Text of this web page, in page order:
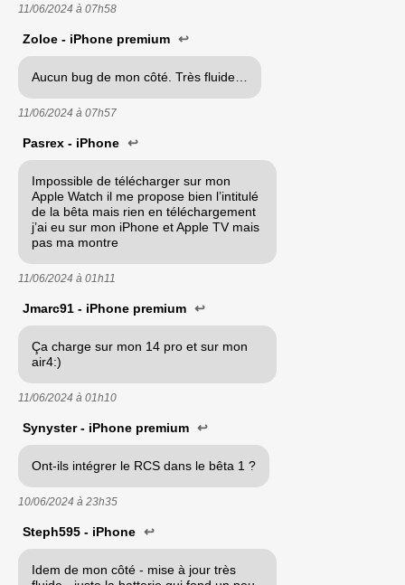
11/06/2024 à 07h58
Zoloe - iPhone premium ↩
Aucun bug de mon côté. Très fluide…
11/06/2024 à 07h57
Pasrex - iPhone ↩
Impossible de télécharger sur mon
Apple Watch il me propose bien l’intitulé
de la bêta mais rien en téléchargement
j’ai eu sur mon iPhone et Apple TV mais
pas ma montre
11/06/2024 à 01h11
Jmarc91 - iPhone premium ↩
Ça charge sur mon 14 pro et sur mon
air4:)
11/06/2024 à 01h10
Synyster - iPhone premium ↩
Ont-ils intégrer le RCS dans le bêta 1 ?
10/06/2024 à 23h35
Steph595 - iPhone ↩
Idem de mon côté - mise à jour très